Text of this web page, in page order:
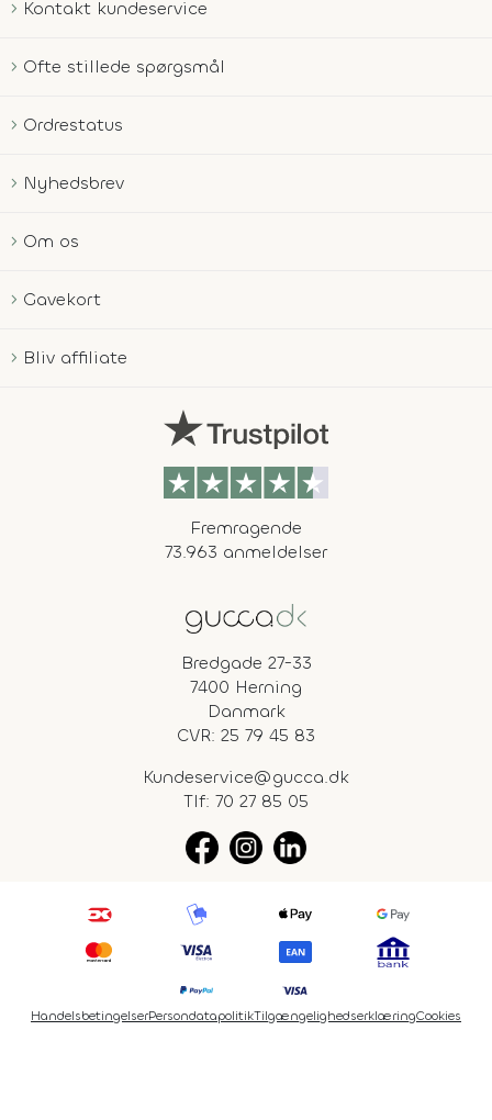
Kontakt kundeservice
Ofte stillede spørgsmål
Ordrestatus
Nyhedsbrev
Om os
Gavekort
Bliv affiliate
Fremragende
73.963 anmeldelser
Bredgade 27-33
7400 Herning
Danmark
CVR: 25 79 45 83
Kundeservice@gucca.dk
Tlf: 70 27 85 05
HandelsbetingelserPersondatapolitikTilgængelighedserklæringCookies